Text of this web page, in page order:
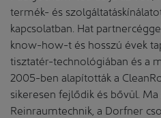
termék- és
kapcsolatban. Hat
know-how-t és hosszú évek
tisztatér-technológiában és a
2005-ben alapították a
sikeresen fejlődik és bővül.
Reinraumtechnik, a Dorfner